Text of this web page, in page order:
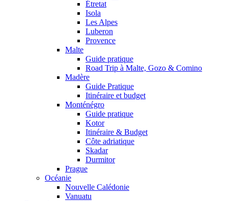
Étretat
Isola
Les Alpes
Luberon
Provence
Malte
Guide pratique
Road Trip à Malte, Gozo & Comino
Madère
Guide Pratique
Itinéraire et budget
Monténégro
Guide pratique
Kotor
Itinéraire & Budget
Côte adriatique
Skadar
Durmitor
Prague
Océanie
Nouvelle Calédonie
Vanuatu